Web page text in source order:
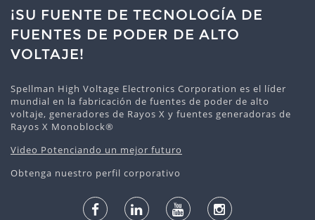
¡SU FUENTE DE TECNOLOGÍA DE
FUENTES DE PODER DE ALTO
VOLTAJE!
Spellman High Voltage Electronics Corporation es el líder
mundial en la fabricación de fuentes de poder de alto
voltaje, generadores de Rayos X y fuentes generadoras de
Rayos X Monoblock®
Video Potenciando un mejor futuro
Obtenga nuestro perfil corporativo